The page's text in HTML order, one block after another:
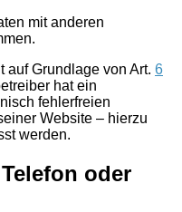
mit anderen
auf Grundlage von Art. 6
hat ein
fehlerfreien
Website – hierzu
werden.
oder